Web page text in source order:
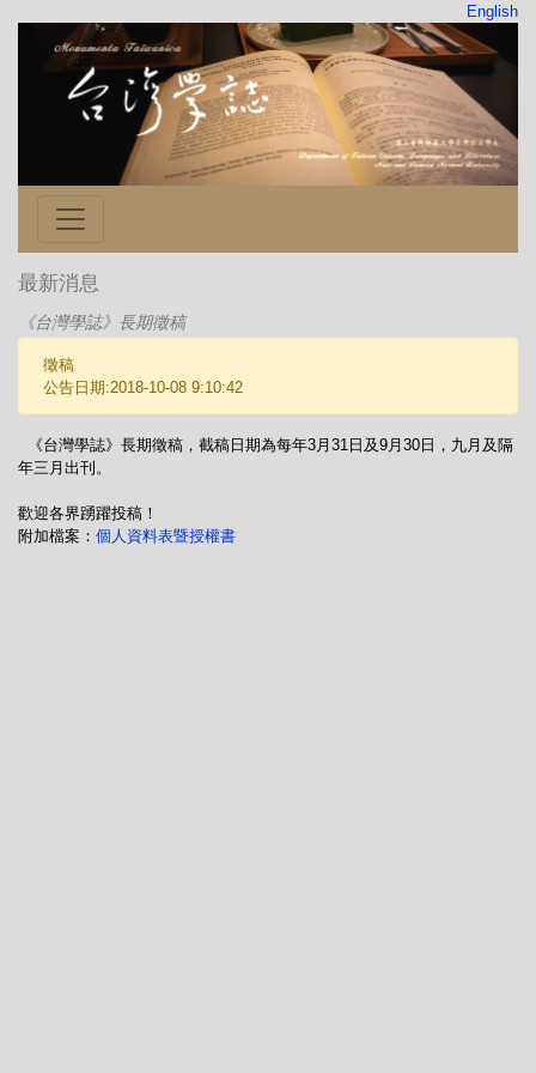
English
最新消息
《台灣學誌》長期徵稿
徵稿
公告日期:2018-10-08 9:10:42
《台灣學誌》長期徵稿，截稿日期為每年3月31日及9月30日，九月及隔
年三月出刊。
歡迎各界踴躍投稿！
附加檔案： 個人資料表暨授權書